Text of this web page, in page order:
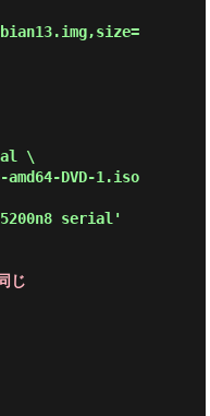
\
DVD-1.iso
serial'
じ